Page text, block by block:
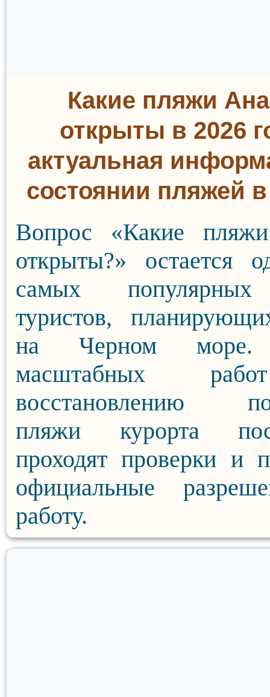
Какие пляжи
открыты в 2026
актуальная
состоянии пляжей
Вопрос «Какие
открыты?» остается
самых
туристов,
на Черном море.
масштабных
восстановлению
пляжи курорта
проходят проверки и
официальные
работу.